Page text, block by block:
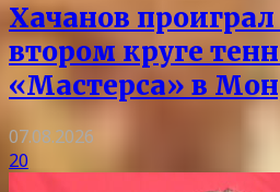
Хачанов
втором круге
«Мастерса» в
07.08.2026
20